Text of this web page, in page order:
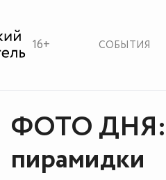
16+ СОБЫТИЯ
ФОТО ДНЯ:
пирамидки